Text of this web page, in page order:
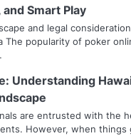
Smart Play
and legal
The popularity of poker
Understanding
are entrusted with the
However, when things